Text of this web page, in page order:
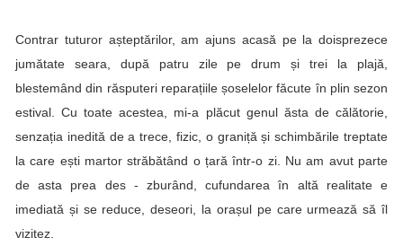
Contrar tuturor așteptărilor, am ajuns acasă pe la doisprezece
jumătate seara, după patru zile pe drum și trei la plajă,
blestemând din răsputeri reparațiile șoselelor făcute în plin sezon
estival. Cu toate acestea, mi-a plăcut genul ăsta de călătorie,
senzația inedită de a trece, fizic, o graniță și schimbările treptate
la care ești martor străbătând o țară într-o zi. Nu am avut parte
de asta prea des - zburând, cufundarea în altă realitate e
imediată și se reduce, deseori, la orașul pe care urmează să îl
vizitez.